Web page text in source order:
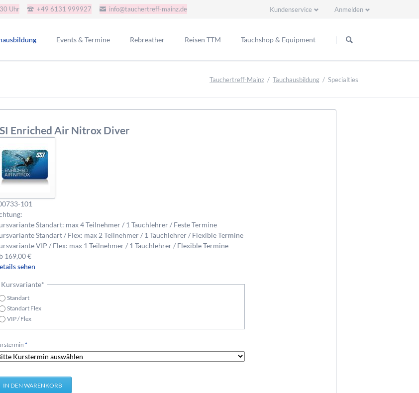
Uhr +49 6131 999927 info@tauchertreff-mainz.de Anmelden
Kundenservice
überspringen
Tauchkurse
Silber
Gold
Events & Termine Rebreather
Poseidon SE7EN+ SSO2 Ready EU
Reisen TTM Tauchshop & Equipment
Tauchertreff-Mainz Tauchausbildung Specialties
Enriched Air Nitrox Diver
101
Standart: max 4 Teilnehmer / 1 Tauchlehrer / Feste Termine
Standart / Flex: max 2 Teilnehmer / 1 Tauchlehrer / Flexible Termine
VIP / Flex: max 1 Teilnehmer / 1 Tauchlehrer / Flexible Termine
169,00€
sehen
Pflichtfeld
Kursvariante*
Standart
Standart Flex
VIP / Flex
*